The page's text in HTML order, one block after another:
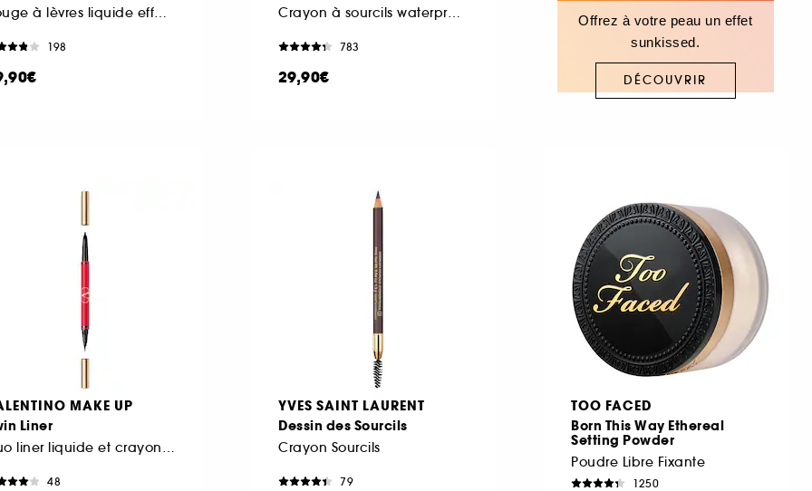
198
Crayon à sourcils waterproof
783
29,90€
Offrez à votre peau un effet
sunkissed.
DÉCOUVRIR
MAKE UP
Liner
48
YVES SAINT LAURENT
Dessin des Sourcils
Crayon Sourcils
79
TOO FACED
Born This Way Ethereal
Setting Powder
Poudre Libre Fixante
1250